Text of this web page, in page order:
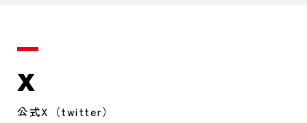
X
公式X（twitter）